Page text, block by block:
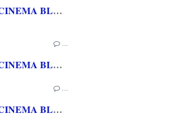
[REVUE CINEMA BLU-RAY 4K] THE DESCENT
…
[REVUE CINEMA BLU-RAY] CAR CRASH (REVIVRE OU PERIR)
…
[REVUE CINEMA BLU-RAY] ESCAPE FROM MOGADISHU